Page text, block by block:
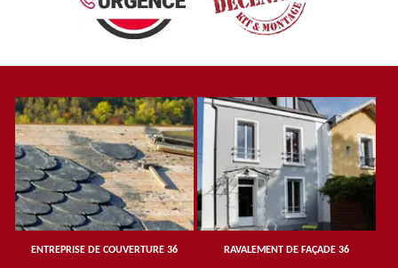
ENTREPRISE DE COUVERTURE 36 RAVALEMENT DE FAÇADE 36